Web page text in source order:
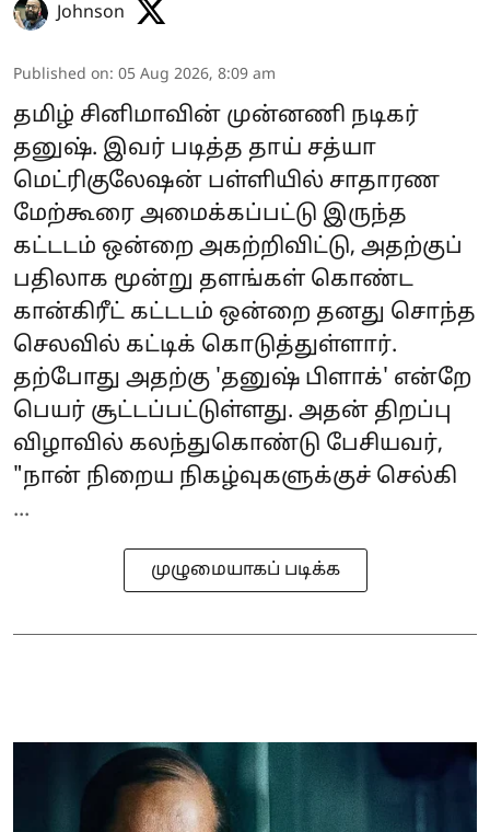
Johnson
Published on: 05 Aug 2026, 8:09 am
தமிழ் சினிமாவின் முன்னணி நடிகர்
தனுஷ். இவர் படித்த தாய் சத்யா
மெட்ரிகுலேஷன் பள்ளியில் சாதாரண
மேற்கூரை அமைக்கப்பட்டு இருந்த
கட்டடம் ஒன்றை அகற்றிவிட்டு, அதற்குப்
பதிலாக மூன்று தளங்கள் கொண்ட
கான்கிரீட் கட்டடம் ஒன்றை தனது சொந்த
செலவில் கட்டிக் கொடுத்துள்ளார்.
தற்போது அதற்கு 'தனுஷ் பிளாக்' என்றே
பெயர் சூட்டப்பட்டுள்ளது. அதன் திறப்பு
விழாவில் கலந்துகொண்டு பேசியவர்,
"நான் நிறைய நிகழ்வுகளுக்குச் செல்கி
...
முழுமையாகப் படிக்க